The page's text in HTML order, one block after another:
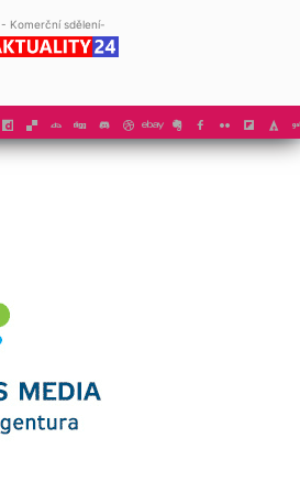
- Komerční sdělení-